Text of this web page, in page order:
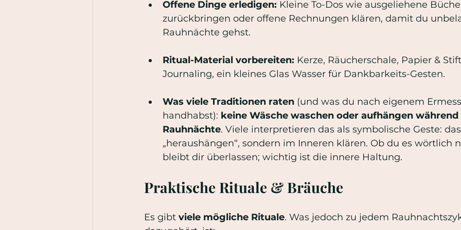
Offene Dinge erledigen: Kleine To-Dos wie ausgeliehene
zurückbringen oder offene Rechnungen klären, damit du
Rauhnächte gehst.
Ritual-Material vorbereiten: Kerze, Räucherschale, Papier &
Journaling, ein kleines Glas Wasser für Dankbarkeits-Gesten.
Was viele Traditionen raten (und was du nach eigenem
handhabst): keine Wäsche waschen oder aufhängen
Rauhnächte. Viele interpretieren das als symbolische Geste:
„heraushängen“, sondern im Inneren klären. Ob du es wörtlich
bleibt dir überlassen; wichtig ist die innere Haltung.
Praktische Rituale & Bräuche
Es gibt viele mögliche Rituale. Was jedoch zu jedem